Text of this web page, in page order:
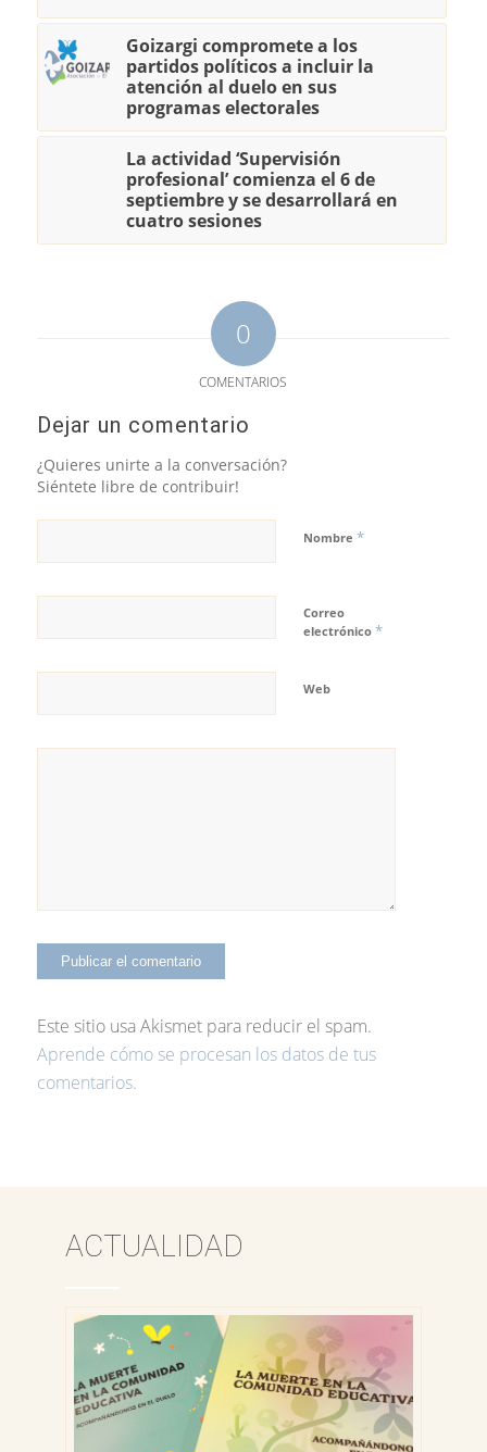
Goizargi compromete a los
partidos políticos a incluir la
atención al duelo en sus
programas electorales
La actividad ‘Supervisión
profesional’ comienza el 6 de
septiembre y se desarrollará en
cuatro sesiones
0
COMENTARIOS
Dejar un comentario
¿Quieres unirte a la conversación?
Siéntete libre de contribuir!
Nombre *
Correo
electrónico *
Web
Este sitio usa Akismet para reducir el spam.
Aprende cómo se procesan los datos de tus
comentarios.
ACTUALIDAD